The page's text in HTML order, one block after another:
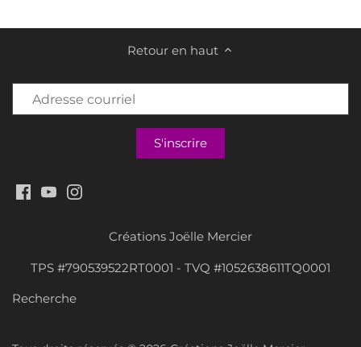
Retour en haut
Créations Joëlle Mercier
TPS #790539522RT0001 - TVQ #1052638611TQ0001
Recherche